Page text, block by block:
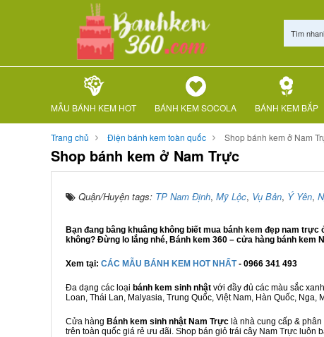
Tìm
MẪU BÁNH KEM HOT BÁNH KEM SOCOLA BÁNH KEM BẮP
Trang chủ Điện bánh kem toàn quốc Shop bánh kem ở Nam
Shop bánh kem ở Nam Trực
Quận/Huyện tags: TP Nam Định, Mỹ Lộc, Vụ Bản, Ý Yên,
Bạn đang bâng khuâng không biết mua bánh kem đẹp nam
không? Đừng lo lắng nhé, Bánh kem 360 – cửa hàng bánh kem
Xem tại: CÁC MẪU BÁNH KEM HOT NHẤT- 0966 341 493
Đa dạng các loại bánh kem sinh nhật với đầy đủ các màu sắc
Loan, Thái Lan, Malyasia, Trung Quốc, Việt Nam, Hàn Quốc, Nga,
Cửa hàng Bánh kem sinh nhật Nam Trực là nhà cung cấp &
trên toàn quốc giá rẻ ưu đãi. Shop bán giỏ trái cây Nam Trực